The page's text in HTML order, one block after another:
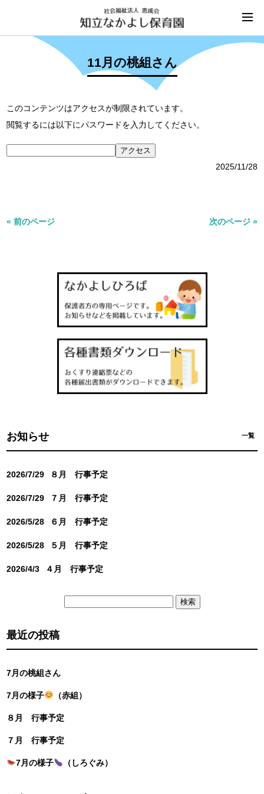
11月の桃組さん
このコンテンツはアクセスが制限されています。
閲覧するには以下にパスワードを入力してください。
2025/11/28
« 前のページ 次のページ »
お知らせ 一覧
2026/7/29 ８月 行事予定
2026/7/29 ７月 行事予定
2026/5/28 ６月 行事予定
2026/5/28 ５月 行事予定
2026/4/3 ４月 行事予定
最近の投稿
7月の桃組さん
7月の様子 （赤組）
８月 行事予定
７月 行事予定
7月の様子 （しろぐみ）